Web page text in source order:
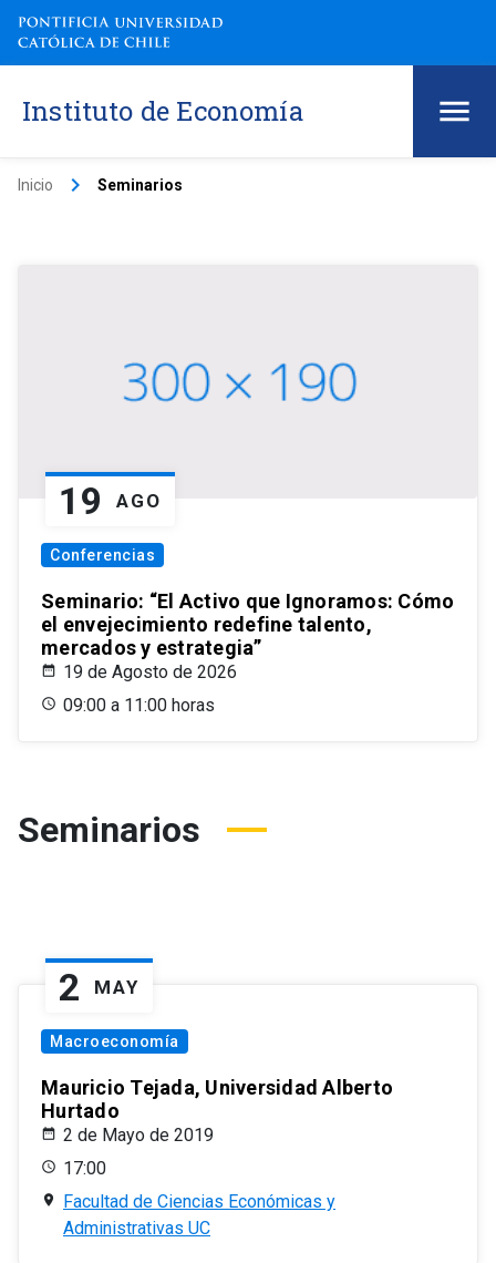
Instituto de Economía
Inicio keyboard_arrow_right Seminarios
19 AGO
Conferencias
Seminario: “El Activo que Ignoramos: Cómo
el envejecimiento redefine talento,
mercados y estrategia”
19 de Agosto de 2026
09:00 a 11:00 horas
Seminarios
2 MAY
Macroeconomía
Mauricio Tejada, Universidad Alberto
Hurtado
2 de Mayo de 2019
17:00
Facultad de Ciencias Económicas y
Administrativas UC